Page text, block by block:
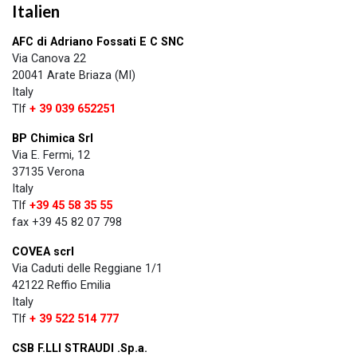
Italien
AFC di Adriano Fossati E C SNC
Via Canova 22
20041 Arate Briaza (MI)
Italy
Tlf + 39 039 652251
BP Chimica Srl
Via E. Fermi, 12
37135 Verona
Italy
Tlf +39 45 58 35 55
fax +39 45 82 07 798
COVEA scrl
Via Caduti delle Reggiane 1/1
42122 Reffio Emilia
Italy
Tlf + 39 522 514 777
CSB F.LLI STRAUDI .Sp.a.